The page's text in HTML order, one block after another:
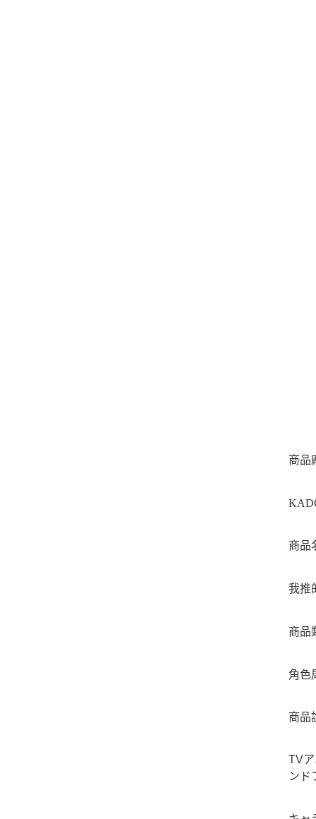
商品
商品
我推
商品
角色
商品
TV
ンド